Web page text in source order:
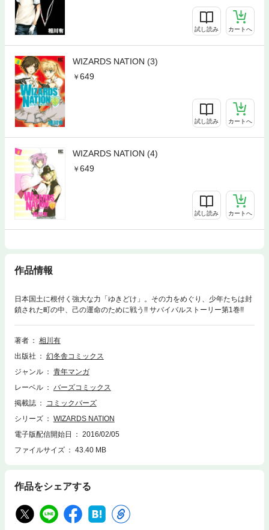
試し読み カートへ
WIZARDS NATION (3)
649
試し読み カートへ
WIZARDS NATION (4)
649
試し読み カートへ
作品情報
日本国土に根付く強大な力「ゆきどけ」。その力をめぐり、少年たちは封
鎖された町の中、己の運命のために戦う!! サバイバルストーリー第1巻!!
著者
相川有
出版社
幻冬舎コミックス
ジャンル
青年マンガ
レーベル
バーズコミックス
掲載誌
コミックバーズ
シリーズ
WIZARDS NATION
電子版配信開始日
2016/02/05
ファイルサイズ
43.40 MB
作品をシェアする